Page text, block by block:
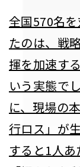
全国570名
たのは、戦
揮を加速す
いう実態で
に、現場の
行ロス」が
すると1人